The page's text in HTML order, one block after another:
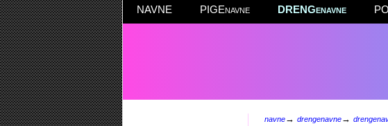
NAVNE PIGEnavne DRENGenavne
navne→ drengenavne→